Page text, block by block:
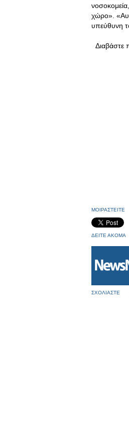
χώρο».
υπεύθυνη
Διαβάστε
ΜΟΙΡΑΣΤΕΙΤΕ
ΔΕΙΤΕ ΑΚΟΜΑ
ΣΧΟΛΙΑΣΤΕ